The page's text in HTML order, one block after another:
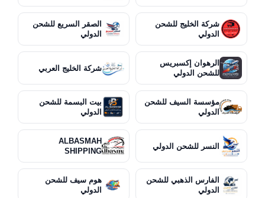
شركة الخليج للشحن
الدولي
الصقر السريع للشحن
الدولي
الرهوان إكسبريس
للشحن الدولي
شركة الخليج العربي
مؤسسة السيف للشحن
الدولي
بيت البسمة للشحن
الدولي
النسر للشحن الدولي
ALBASMAH
SHIPPING
الفارس الذهبي للشحن
الدولي
هوم سيف للشحن
الدولي